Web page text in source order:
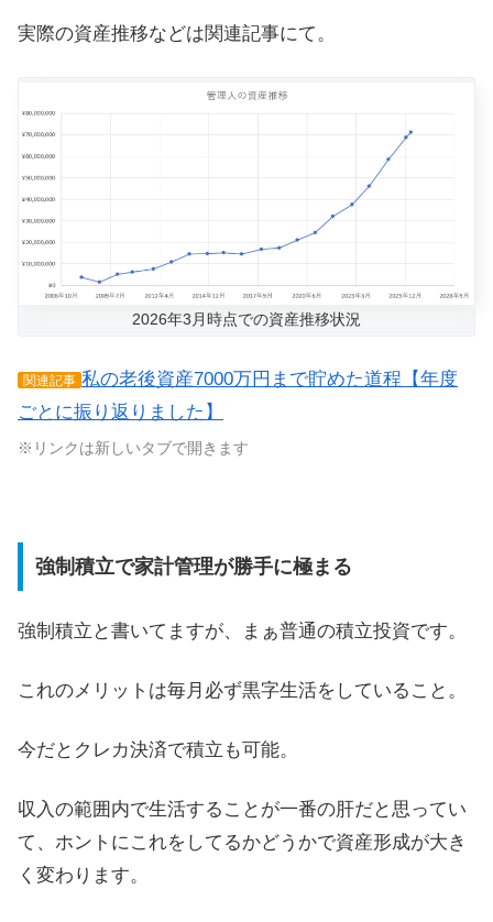
実際の資産推移などは関連記事にて。
2026年3月時点での資産推移状況
関連記事 私の老後資産7000万円まで貯めた道程【年度
ごとに振り返りました】
※リンクは新しいタブで開きます
強制積立で家計管理が勝手に極まる
強制積立と書いてますが、まぁ普通の積立投資です。
これのメリットは毎月必ず黒字生活をしていること。
今だとクレカ決済で積立も可能。
収入の範囲内で生活することが一番の肝だと思ってい
て、ホントにこれをしてるかどうかで資産形成が大き
く変わります。